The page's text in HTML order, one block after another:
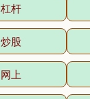
杠杆
炒股
网上